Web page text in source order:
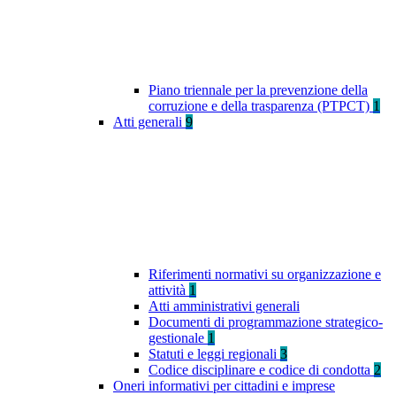
Piano triennale per la prevenzione della
corruzione e della trasparenza (PTPCT) 1
Atti generali 9
Riferimenti normativi su organizzazione e
attività 1
Atti amministrativi generali
Documenti di programmazione strategico-
gestionale 1
Statuti e leggi regionali 3
Codice disciplinare e codice di condotta 2
Oneri informativi per cittadini e imprese